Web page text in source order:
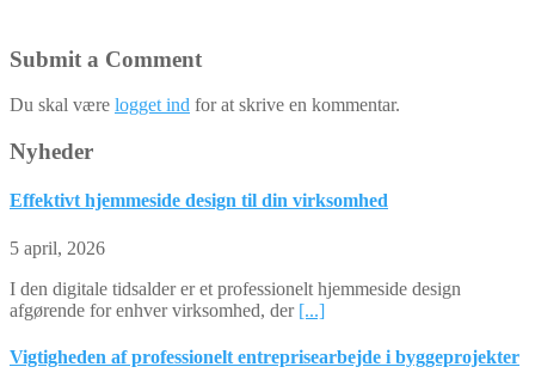
Submit a Comment
Du skal være logget ind for at skrive en kommentar.
Nyheder
Effektivt hjemmeside design til din virksomhed
5 april, 2026
I den digitale tidsalder er et professionelt hjemmeside design
afgørende for enhver virksomhed, der [...]
Vigtigheden af professionelt entreprisearbejde i byggeprojekter